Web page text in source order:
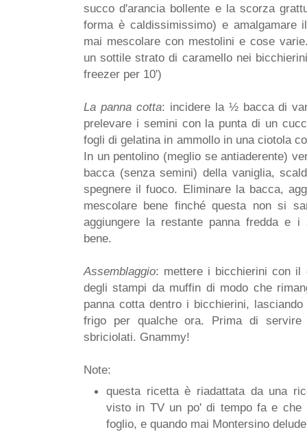
succo d'arancia bollente e la scorza
forma è caldissimissimo) e amalgamare
mai mescolare con mestolini e cose
un sottile strato di caramello nei
freezer per 10')
La panna cotta: incidere la ½ bacca di
prelevare i semini con la punta di un
fogli di gelatina in ammollo in una ciotola
In un pentolino (meglio se antiaderente)
bacca (senza semini) della vaniglia,
spegnere il fuoco. Eliminare la bacca,
mescolare bene finché questa non si
aggiungere la restante panna fredda e
bene.
Assemblaggio: mettere i bicchierini con il
degli stampi da muffin di modo che
panna cotta dentro i bicchierini,
frigo per qualche ora. Prima di
sbriciolati. Gnammy!
Note:
questa ricetta è riadattata da una
visto in TV un po' di tempo fa e che
foglio, e quando mai Montersino